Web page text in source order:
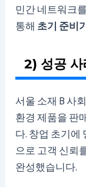
민간 네트워크
통해 초기 준비
2) 성공 사
서울 소재 B 사
환경 제품을 판
다. 창업 초기에
으로 고객 신뢰
완성했습니다.